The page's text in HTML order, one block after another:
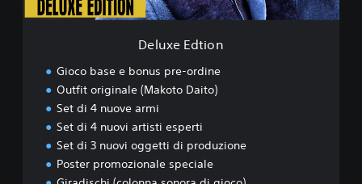
n
Deluxe Edtion
Gioco base e bonus pre-ordine
Outfit originale (Makoto Daito)
Set di 4 nuove armi
Set di 4 nuovi artisti esperti
Set di 3 nuovi oggetti di produzione
Poster promozionale speciale